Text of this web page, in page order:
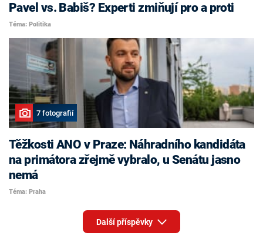
Pavel vs. Babiš? Experti zmiňují pro a proti
Téma: Politika
7 fotografií
Těžkosti ANO v Praze: Náhradního kandidáta
na primátora zřejmě vybralo, u Senátu jasno
nemá
Téma: Praha
Další příspěvky